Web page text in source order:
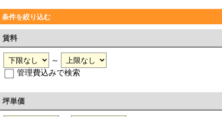
条件を絞り込む
賃料
～
管理費込みで検索
坪単価